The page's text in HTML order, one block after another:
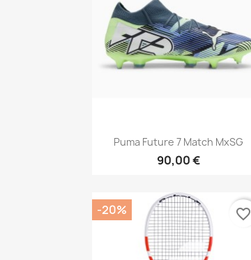
Aperçu rapide
Puma Future 7 Match MxSG
90,00 €
-20% favorite_border